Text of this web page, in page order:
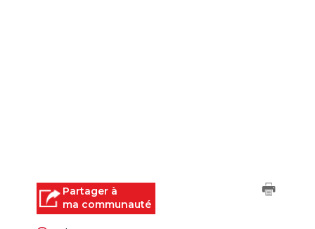
Partager à
ma communauté